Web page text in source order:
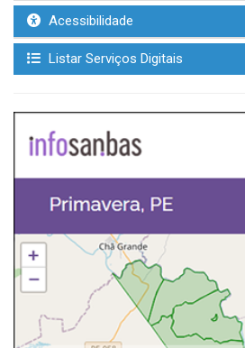
Acessibilidade
Listar Serviços Digitais